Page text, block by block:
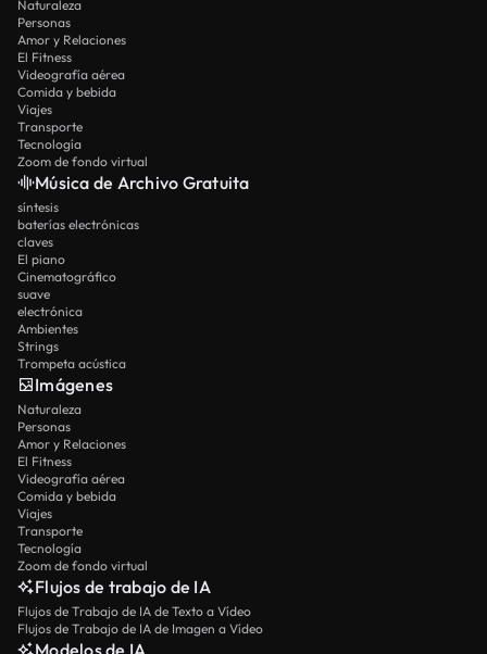
Naturaleza
Personas
Amor y Relaciones
El Fitness
Videografía aérea
Comida y bebida
Viajes
Transporte
Tecnología
Zoom de fondo virtual
Música de Archivo Gratuita
síntesis
baterías electrónicas
claves
El piano
Cinematográfico
suave
electrónica
Ambientes
Strings
Trompeta acústica
Imágenes
Naturaleza
Personas
Amor y Relaciones
El Fitness
Videografía aérea
Comida y bebida
Viajes
Transporte
Tecnología
Zoom de fondo virtual
Flujos de trabajo de IA
Flujos de Trabajo de IA de Texto a Vídeo
Flujos de Trabajo de IA de Imagen a Vídeo
Modelos de IA